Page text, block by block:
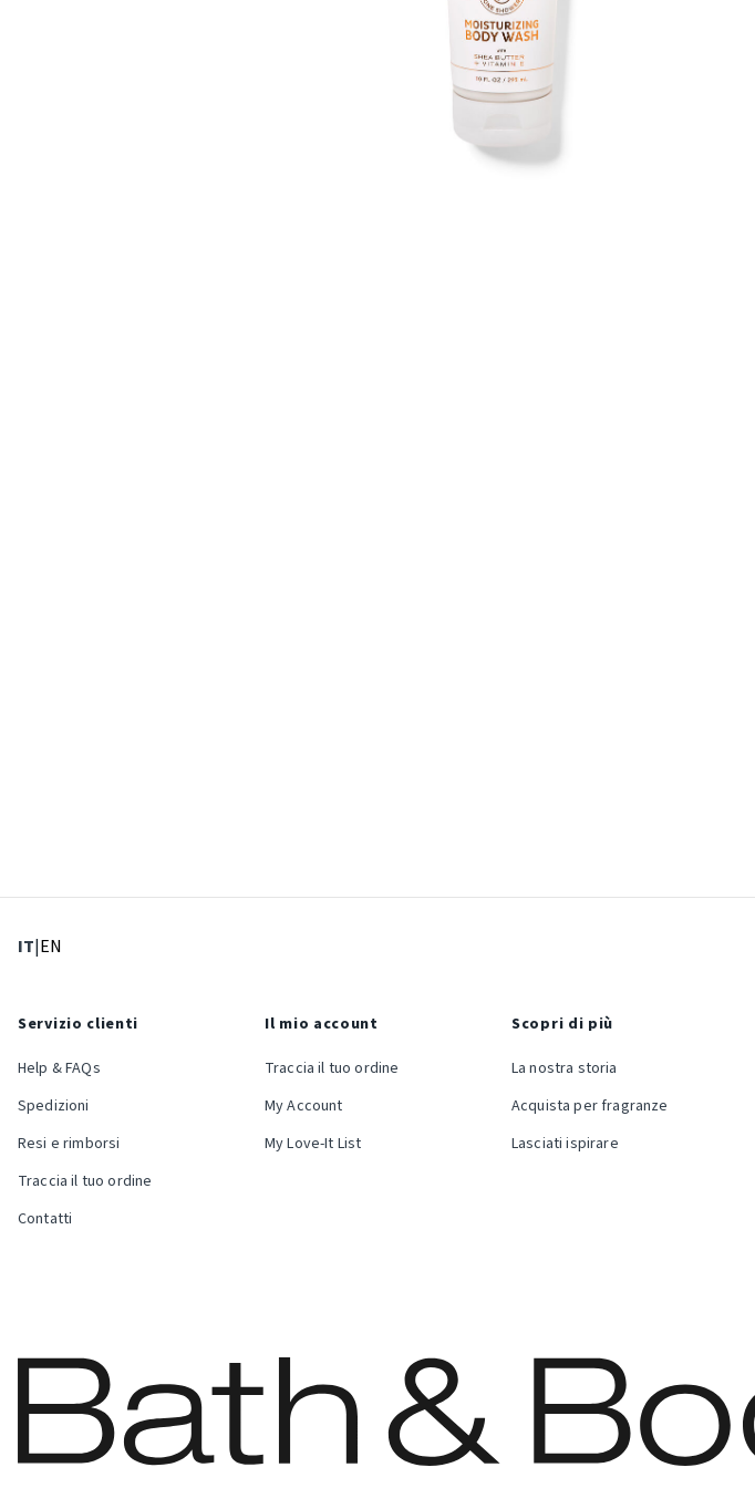
IT: Lingua corrente
|EN
Servizio clienti
Help & FAQs
Spedizioni
Resi e rimborsi
Traccia il tuo ordine
Contatti
Il mio account
Traccia il tuo ordine
My Account
My Love-It List
Scopri di più
La nostra storia
Acquista per fragranze
Lasciati ispirare